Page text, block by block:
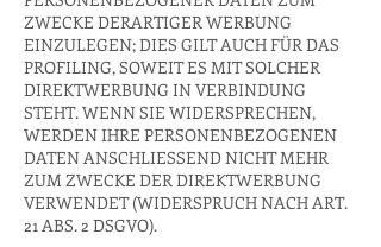
ZWECKE DERARTIGER WERBUNG
EINZULEGEN; DIES GILT AUCH FÜR DAS
PROFILING, SOWEIT ES MIT SOLCHER
DIREKTWERBUNG IN VERBINDUNG
STEHT. WENN SIE WIDERSPRECHEN,
WERDEN IHRE PERSONENBEZOGENEN
DATEN ANSCHLIESSEND NICHT MEHR
ZUM ZWECKE DER DIREKTWERBUNG
VERWENDET (WIDERSPRUCH NACH ART.
21 ABS. 2 DSGVO).